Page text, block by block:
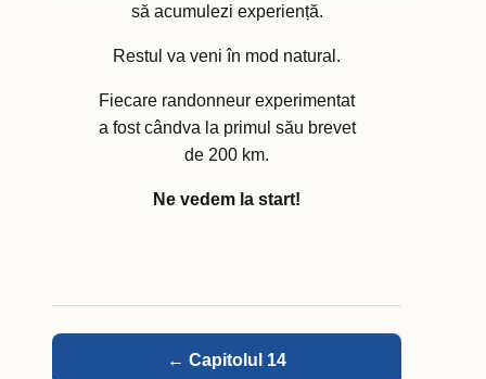
să acumulezi experiență.
Restul va veni în mod natural.
Fiecare randonneur experimentat
a fost cândva la primul său brevet
de 200 km.
Ne vedem la start!
← Capitolul 14